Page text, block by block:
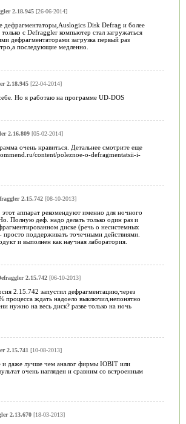
2.18.945[26-06-2014]
дефрагментаторы,Auslogics Disk Defrag и более
с Defraggler компьютер стал загружаться
дефрагментаторами загрузка первый раз
последующие медленно.
2.18.945[22-04-2014]
Но я работаю на программе UD-DOS
2.16.809[05-02-2014]
очень нравиться. Детальнее смотрите еще
content/poleznoe-o-defragmentatsii-i-
2.15.742[08-10-2013]
аппарат рекомендуют именно для ночного
Полную деф. надо делать только один раз и
диске (речь о несистемных
просто поддерживать точечными действиями.
и выполнен как научная лаборатория.
2.15.742[06-10-2013]
2.15.742 запустил дефрагментацию,через
процесса ждать надоело выключил,непонятно
нужно на весь диск? разве только на ночь
2.15.741 [10-08-2013]
и даже лучше чем аналог фирмы IOBIT или
очень нагляден и сравним со встроенным
2.13.670[18-03-2013]